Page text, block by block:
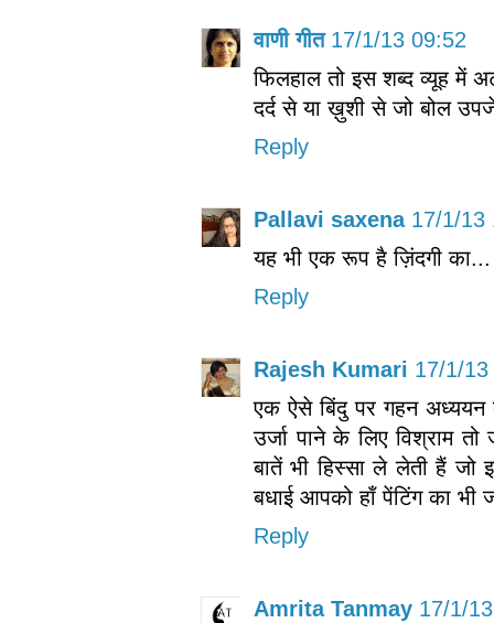
वाणी गीत 17/1/13 09:52
फिलहाल तो इस शब्द व्यूह में
दर्द से या ख़ुशी से जो बोल
Reply
Pallavi saxena 17/1/13
यह भी एक रूप है ज़िंदगी का...
Reply
Rajesh Kumari 17/1/
एक ऐसे बिंदु पर गहन
उर्जा पाने के लिए विश्राम
बातें भी हिस्सा ले लेती हैं
बधाई आपको हाँ पेंटिंग का भी
Reply
Amrita Tanmay 17/1/